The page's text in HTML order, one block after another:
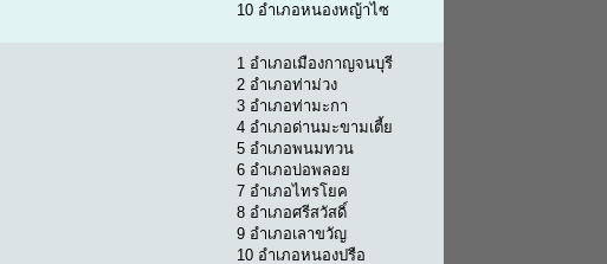
10 อำเภอหนองหญ้าไซ
1 อำเภอเมืองกาญจนบุรี
2 อำเภอท่าม่วง
3 อำเภอท่ามะกา
4 อำเภอด่านมะขามเตี้ย
5 อำเภอพนมทวน
6 อำเภอบ่อพลอย
7 อำเภอไทรโยค
8 อำเภอศรีสวัสดิ์
9 อำเภอเลาขวัญ
10 อำเภอหนองปรือ